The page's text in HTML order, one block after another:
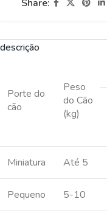
Share:
descrição
Porte do
cão
Peso
do Cão
(kg)
Miniatura Até 5
Pequeno 5-10